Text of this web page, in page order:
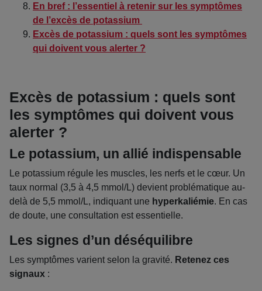
En bref : l’essentiel à retenir sur les symptômes
de l’excès de potassium
Excès de potassium : quels sont les symptômes
qui doivent vous alerter ?
Excès de potassium : quels sont
les symptômes qui doivent vous
alerter ?
Le potassium, un allié indispensable
Le potassium régule les muscles, les nerfs et le cœur. Un
taux normal (3,5 à 4,5 mmol/L) devient problématique au-
delà de 5,5 mmol/L, indiquant une hyperkaliémie. En cas
de doute, une consultation est essentielle.
Les signes d’un déséquilibre
Les symptômes varient selon la gravité. Retenez ces
signaux :